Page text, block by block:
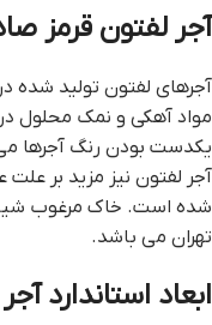
آجر لفتون قرمز
آجرهای لفتون تولید شده
مواد آهکی و نمک محلول
یکدست بودن رنگ آجرها
آجر لفتون نیز مزید بر علت
شده است. خاک مرغوب شیل
تهران می باشد.
ابعاد استاندارد